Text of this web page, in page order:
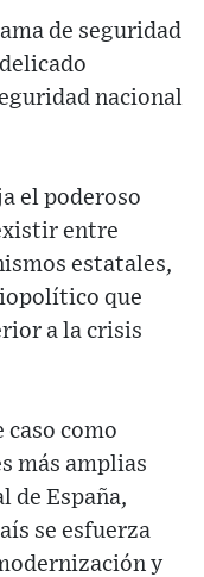
de seguridad
nacional
el poderoso
entre
estatales,
que
a la crisis
caso como
más amplias
de España,
se esfuerza
y